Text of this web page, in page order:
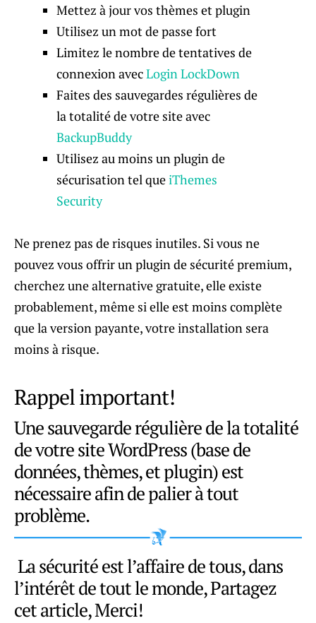
Mettez à jour vos thèmes et plugin
Utilisez un mot de passe fort
Limitez le nombre de tentatives de
connexion avecLogin LockDown
Faites des sauvegardes régulières de
la totalité de votre site avec
BackupBuddy
Utilisez au moins un plugin de
sécurisation tel queiThemes
Security
Ne prenez pas de risques inutiles. Si vous ne
pouvez vous offrir un plugin de sécurité premium,
cherchez une alternative gratuite, elle existe
probablement, même si elle est moins complète
que la version payante, votre installation sera
moins à risque.
Rappel important!
Une sauvegarde régulière de la totalité
de votre site WordPress (base de
données, thèmes, et plugin) est
nécessaire afin de palier à tout
problème.
La sécurité est l’affaire de tous, dans
l’intérêt de tout le monde, Partagez
cet article, Merci!